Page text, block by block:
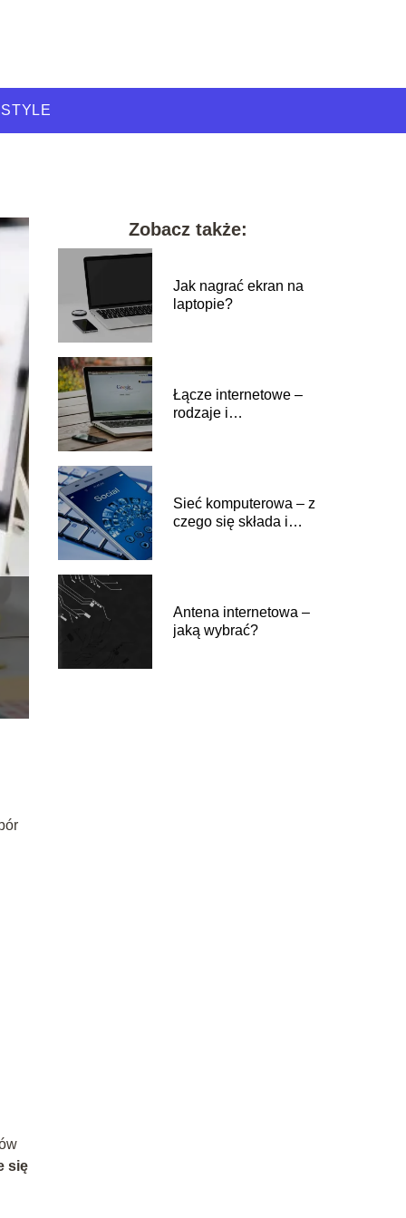
się
Zobacz także:
Jak nagrać ekran na
laptopie?
Łącze internetowe –
rodzaje i
Sieć komputerowa – z
czego się składa i
Antena internetowa –
jaką wybrać?